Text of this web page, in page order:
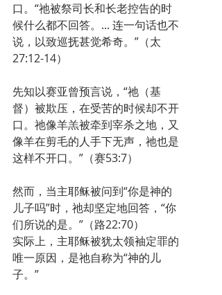
口。“祂被祭司长和长老控告的时
候什么都不回答。... 连一句话也不
说，以致巡抚甚觉希奇。”（太
27:12-14）
先知以赛亚曾预言说，“祂（基
督）被欺压，在受苦的时候却不开
口。祂像羊羔被牵到宰杀之地，又
像羊在剪毛的人手下无声，祂也是
这样不开口。”（赛53:7）
然而，当主耶稣被问到“你是神的
儿子吗”时，祂却坚定地回答，“你
们所说的是。”（路22:70）
实际上，主耶稣被犹太领袖定罪的
唯一原因，是祂自称为“神的儿
子。”